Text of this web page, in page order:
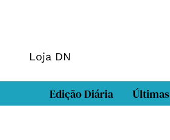
Loja DN
Edição Diária Últimas